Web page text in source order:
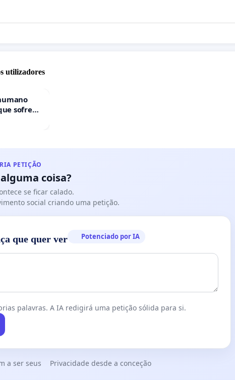
utilizadores
sofrem
hospitais
PETIÇÃO
coisa?
se ficar calado.
social criando uma petição.
que quer ver Potenciado por IA
palavras. A IA redigirá uma petição sólida para si.
a ser seus Privacidade desde a conceção